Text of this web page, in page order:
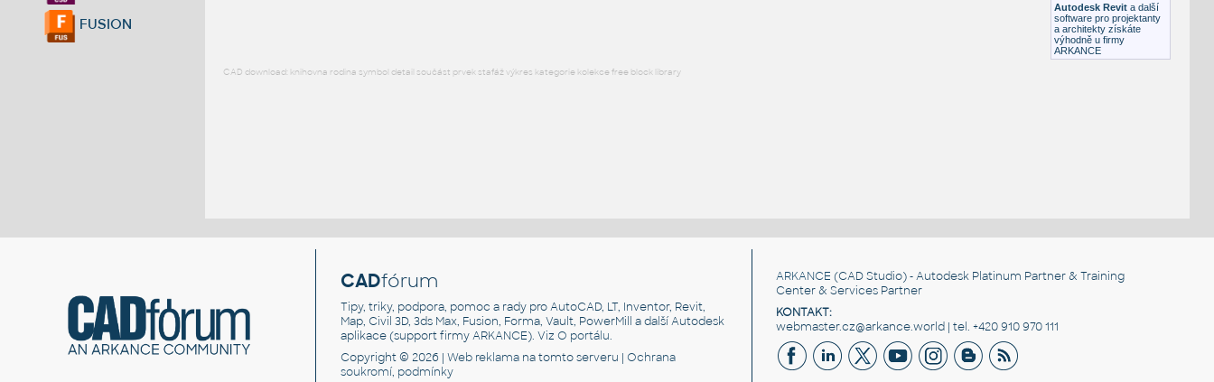
FUSION
Autodesk Revit a další
software pro projektanty
a architekty získáte
výhodně u firmy
ARKANCE
CAD download: knihovna rodina symbol detail součást prvek stafáž výkres kategorie kolekce free block library
CADfórum
Tipy, triky, podpora, pomoc a rady pro AutoCAD, LT, Inventor, Revit,
Map, Civil 3D, 3ds Max, Fusion, Forma, Vault, PowerMill a další Autodesk
aplikace (support firmy ARKANCE). VizO portálu.
Copyright © 2026 |Web reklama na tomto serveru |Ochrana
soukromí, podmínky
ARKANCE (CAD Studio) - Autodesk Platinum Partner & Training
Center & Services Partner
KONTAKT:
webmaster.cz@arkance.world | tel. +420 910 970 111